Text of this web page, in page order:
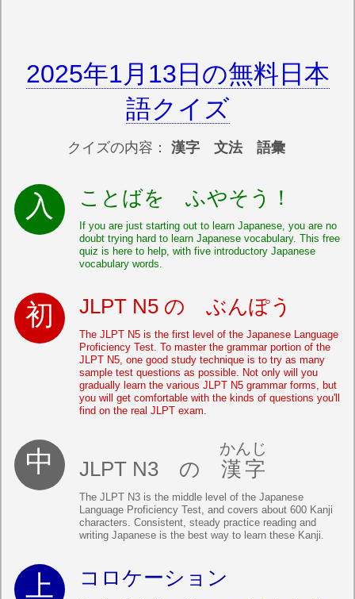
2025年1月13日の無料日本
語クイズ
クイズの内容： 漢字 文法 語彙
ことばを ふやそう！
If you are just starting out to learn Japanese, you are no
doubt trying hard to learn Japanese vocabulary. This free
quiz is here to help, with five introductory Japanese
vocabulary words.
JLPT N5 の ぶんぽう
The JLPT N5 is the first level of the Japanese Language
Proficiency Test. To master the grammar portion of the
JLPT N5, one good study technique is to try as many
sample test questions as possible. Not only will you
gradually learn the various JLPT N5 grammar forms, but
you will get comfortable with the kinds of questions you'll
find on the real JLPT exam.
JLPT N3 の 漢字
かんじ
The JLPT N3 is the middle level of the Japanese
Language Proficiency Test, and covers about 600 Kanji
characters. Consistent, steady practice reading and
writing Japanese is the best way to learn these Kanji.
コロケーション